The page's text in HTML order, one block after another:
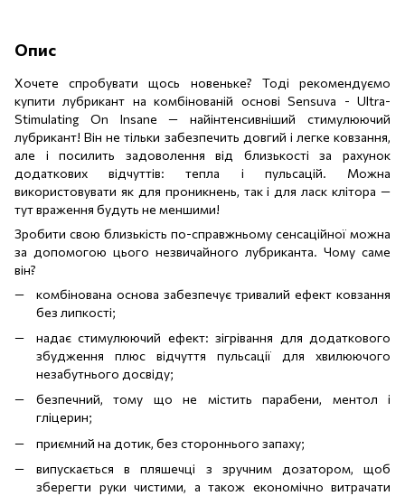
Опис
Хочете спробувати щось новеньке? Тоді рекомендуємо
купити лубрикант на комбінованій основі Sensuva - Ultra-
Stimulating On Insane — найінтенсивніший стимулюючий
лубрикант! Він не тільки забезпечить довгий і легке ковзання,
але і посилить задоволення від близькості за рахунок
додаткових відчуттів: тепла і пульсацій. Можна
використовувати як для проникнень, так і для ласк клітора —
тут враження будуть не меншими!
Зробити свою близькість по-справжньому сенсаційної можна
за допомогою цього незвичайного лубриканта. Чому саме
він?
комбінована основа забезпечує тривалий ефект ковзання
без липкості;
надає стимулюючий ефект: зігрівання для додаткового
збудження плюс відчуття пульсації для хвилюючого
незабутнього досвіду;
безпечний, тому що не містить парабени, ментол і
гліцерин;
приємний на дотик, без стороннього запаху;
випускається в пляшечці з зручним дозатором, щоб
зберегти руки чистими, а також економічно витрачати